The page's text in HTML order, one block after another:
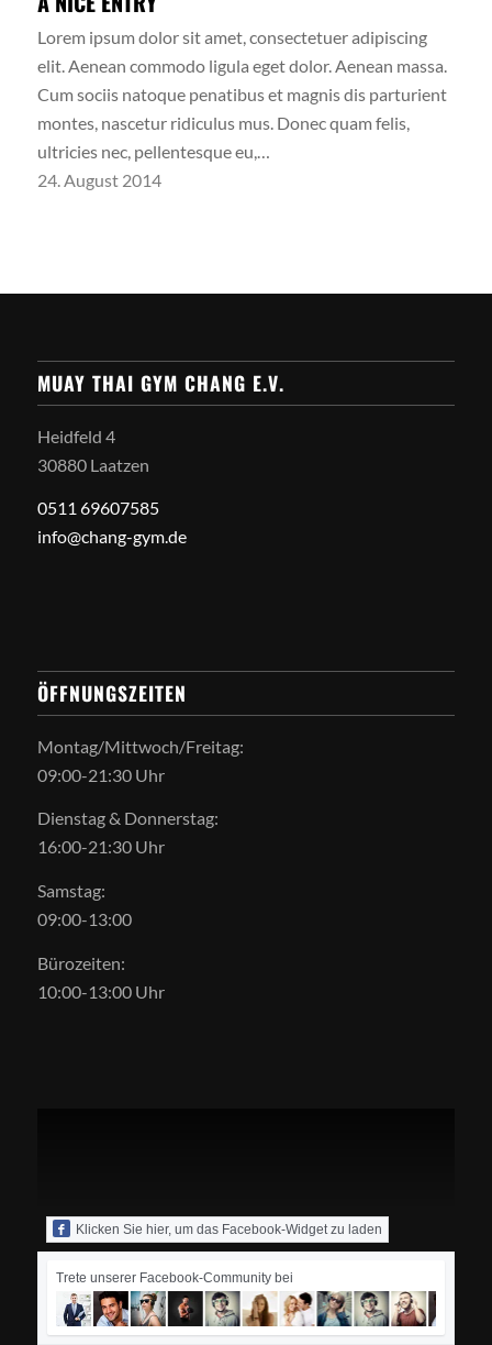
Lorem ipsum dolor sit amet, consectetuer adipiscing
elit. Aenean commodo ligula eget dolor. Aenean massa.
Cum sociis natoque penatibus et magnis dis parturient
montes, nascetur ridiculus mus. Donec quam felis,
ultricies nec, pellentesque eu,…
24. August 2014
MUAY THAI GYM CHANG E.V.
Heidfeld 4
30880 Laatzen
0511 69607585
info@chang-gym.de
ÖFFNUNGSZEITEN
Montag/Mittwoch/Freitag:
09:00-21:30 Uhr
Dienstag & Donnerstag:
16:00-21:30 Uhr
Samstag:
09:00-13:00
Bürozeiten:
10:00-13:00 Uhr
Klicken Sie hier, um das Facebook-Widget zu laden
Trete unserer Facebook-Community bei